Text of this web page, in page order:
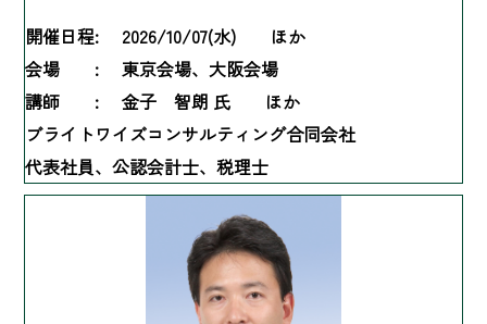
開催日程:
2026/10/07(水) ほか
会場 :
東京会場、大阪会場
講師 :
金子 智朗 氏 ほか
ブライトワイズコンサルティング合同会社
代表社員、公認会計士、税理士